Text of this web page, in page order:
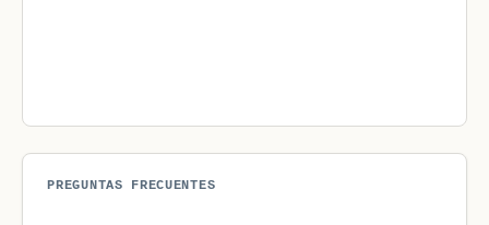
PREGUNTAS FRECUENTES